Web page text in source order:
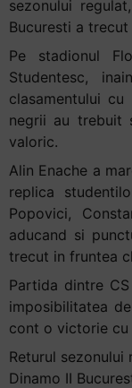
ecran
in
One
Accessibility,
apăsați
„Ctrl
Această
comandă
rapidă
activează
cititorul
de
pentru
sezonului
Bucuresti a
Pe stadionul
Studentesc,
clasamentului
negrii au trebuit
valoric.
Alin Enache a
replica
Popovici,
aducand si
trecut in fruntea
Partida dintre
imposibilitatea
cont o victorie cu
Returul
Dinamo II